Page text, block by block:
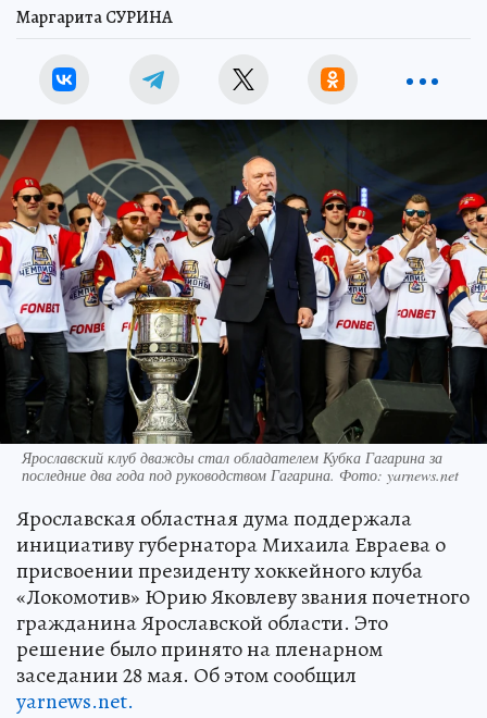
Маргарита СУРИНА
Ярославский клуб дважды стал обладателем Кубка Гагарина за
последние два года под руководством Гагарина. Фото: yarnews.net
Ярославская областная дума поддержала
инициативу губернатора Михаила Евраева о
присвоении президенту хоккейного клуба
«Локомотив» Юрию Яковлеву звания почетного
гражданина Ярославской области. Это
решение было принято на пленарном
заседании 28 мая. Об этом сообщил
yarnews.net.